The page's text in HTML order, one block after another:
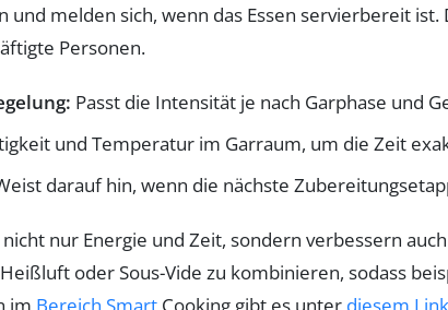
und melden sich, wenn das Essen servierbereit
Personen.
Passt die Intensität je nach Garphase und
und Temperatur im Garraum, um die Zeit
darauf hin, wenn die nächste
nur Energie und Zeit, sondern verbessern
oder Sous-Vide zu kombinieren, sodass
im Bereich Smart Cooking gibt es unter diesem Link